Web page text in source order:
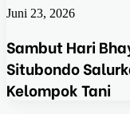
Juni 23, 2026
Sambut Hari
Situbondo
Kelompok Tani